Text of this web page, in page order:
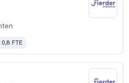
0,8 FTE